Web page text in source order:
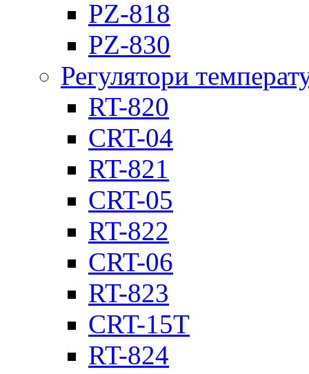
PZ-818
PZ-830
Регулятори
RT-820
CRT-04
RT-821
CRT-05
RT-822
CRT-06
RT-823
CRT-15T
RT-824